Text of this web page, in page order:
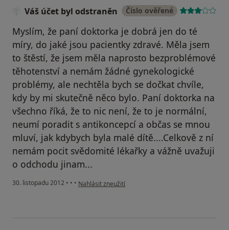
Váš účet byl odstraněn Číslo ověřené
Myslím, že paní doktorka je dobrá jen do té
míry, do jaké jsou pacientky zdravé. Měla jsem
to štěstí, že jsem měla naprosto bezproblémové
těhotenství a nemám žádné gynekologické
problémy, ale nechtěla bych se dočkat chvíle,
kdy by mi skutečně něco bylo. Paní doktorka na
všechno říká, že to nic není, že to je normální,
neumí poradit s antikoncepcí a občas se mnou
mluví, jak kdybych byla malé dítě....Celkově z ní
nemám pocit svědomité lékařky a vážně uvažuji
o odchodu jinam...
30. listopadu 2012 • • • podle názoru uživatele Váš účet byl odstraněn
Nahlásit zneužití